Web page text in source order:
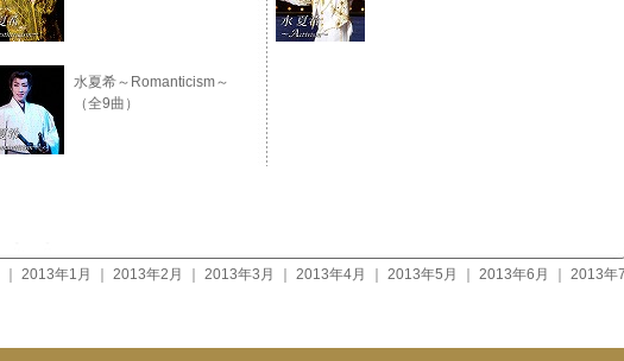
水夏希～Romanticism～
（全9曲）
2013年1月 2013年2月 2013年3月 2013年4月 2013年5月 2013年6月
2013年